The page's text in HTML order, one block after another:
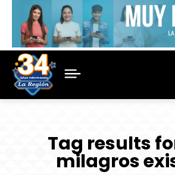
Tag results
milagros